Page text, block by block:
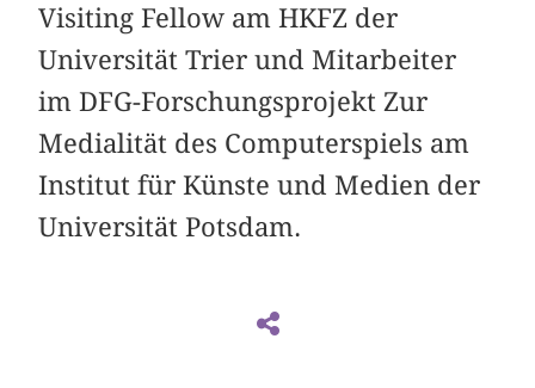
Visiting Fellow am HKFZ der
Universität Trier und Mitarbeiter
im DFG-Forschungsprojekt Zur
Medialität des Computerspiels am
Institut für Künste und Medien der
Universität Potsdam.